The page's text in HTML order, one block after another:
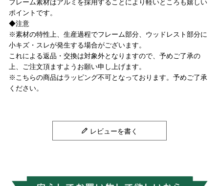
フレーム素材はアルミを採用することにより軽いところも嬉しい
ポイントです。
◆注意
※素材の特性上、生産過程でフレーム部分、ウッドレスト部分に
小キズ・スレが発生する場合がございます。
これによる返品・交換は対象外となりますので、予めご了承の
上、ご注文頂ますようお願い申し上げます。
※こちらの商品はラッピング不可となっております。予めご了承
ください。
レビューを書く